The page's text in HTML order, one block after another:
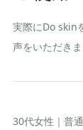
実際にDo skin
声をいただきま
30代女性｜普